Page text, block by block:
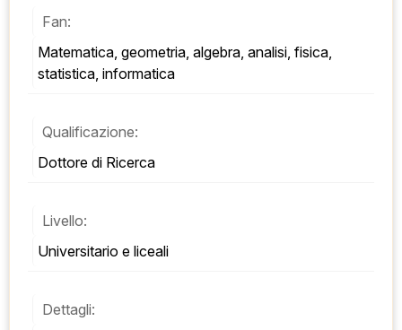
Fan:
Matematica, geometria, algebra, analisi, fisica,
statistica, informatica
Qualificazione:
Dottore di Ricerca
Livello:
Universitario e liceali
Dettagli: